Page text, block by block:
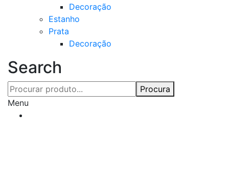
Decoração
Estanho
Prata
Decoração
Search
Procura
Menu